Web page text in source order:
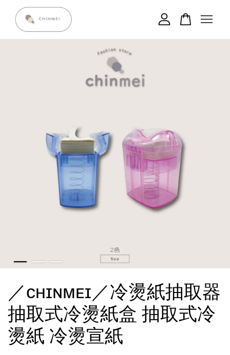
／ᴄʜɪɴᴍᴇɪ／冷燙紙抽取器
抽取式冷燙紙盒 抽取式冷
燙紙 冷燙宣紙
您的購物車目前還是空的。
繼續購物